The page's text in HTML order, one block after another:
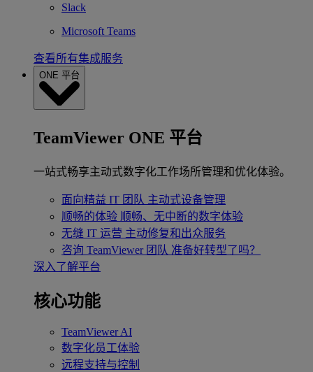
Slack
Microsoft Teams
查看所有集成服务
ONE 平台
TeamViewer ONE 平台
一站式畅享主动式数字化工作场所管理和优化体验。
面向精益 IT 团队 主动式设备管理
顺畅的体验 顺畅、无中断的数字体验
无缝 IT 运营 主动修复和出众服务
咨询 TeamViewer 团队 准备好转型了吗？
深入了解平台
核心功能
TeamViewer AI
数字化员工体验
远程支持与控制